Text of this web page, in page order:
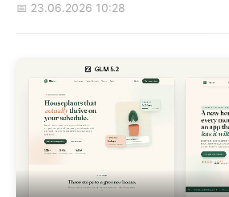
📅 23.06.2026 10:28